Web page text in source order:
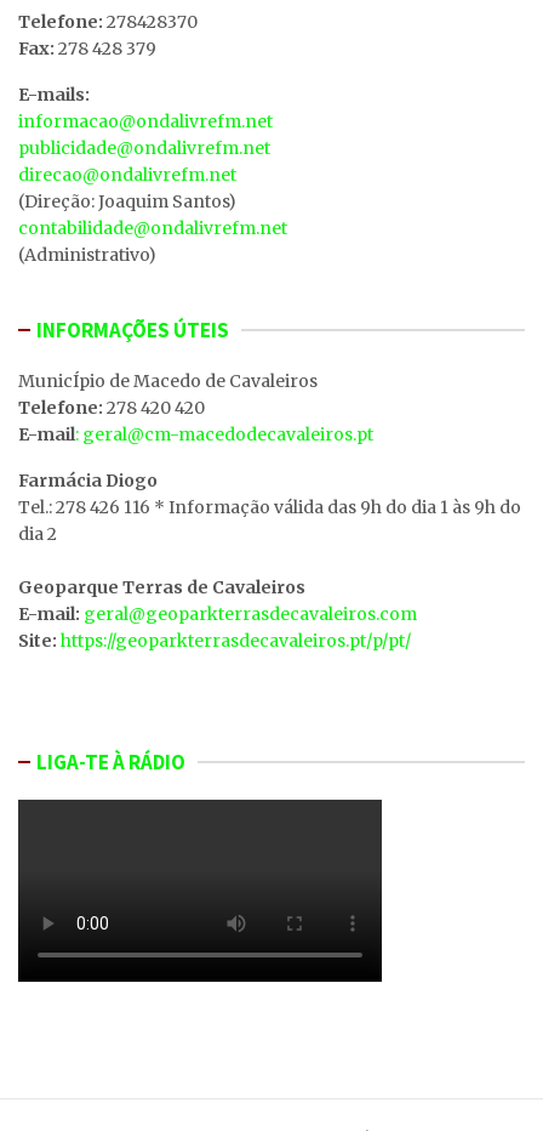
Telefone: 278428370
Fax: 278 428 379
E-mails:
informacao@ondalivrefm.net
publicidade@ondalivrefm.net
direcao@ondalivrefm.net
(Direção: Joaquim Santos)
contabilidade@ondalivrefm.net
(Administrativo)
INFORMAÇÕES ÚTEIS
MunicÍpio de Macedo de Cavaleiros
Telefone: 278 420 420
E-mail: geral@cm-macedodecavaleiros.pt
Farmácia Diogo
Tel.: 278 426 116 * Informação válida das 9h do dia 1 às 9h do
dia 2
Geoparque Terras de Cavaleiros
E-mail: geral@geoparkterrasdecavaleiros.com
Site: https://geoparkterrasdecavaleiros.pt/p/pt/
LIGA-TE À RÁDIO